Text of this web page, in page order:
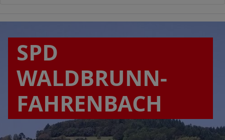
SPD
WALDBRUNN-
FAHRENBACH